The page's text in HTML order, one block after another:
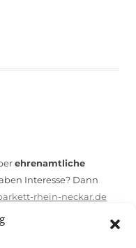
ehrenamtliche
Interesse? Dann
rhein-neckar.de